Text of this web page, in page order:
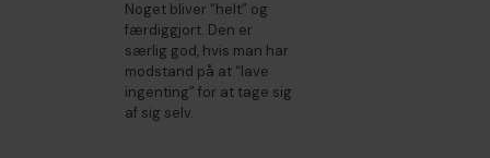
Noget bliver “helt” og
færdiggjort. Den er
særlig god, hvis man har
modstand på at “lave
ingenting” for at tage sig
af sig selv.